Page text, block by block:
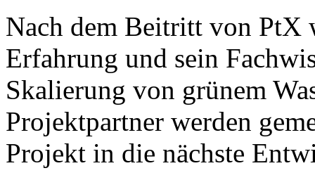
Nach dem Beitritt von
Erfahrung und sein
Skalierung von grünem
Projektpartner werden
Projekt in die nächste